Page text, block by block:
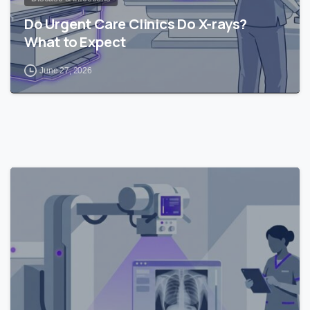
Do Urgent Care Clinics Do X-rays?
What to Expect
June 27, 2026